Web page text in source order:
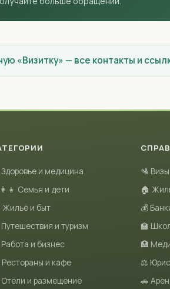
«Визитку» — все контакты и
Здоровье и медицина
Семья и дети
Жильё и быт
Путешествия и туризм
Работа и бизнес
и кафе
Отели и размещение
🛂
🏠
💰
🏫
🏥
⚖️
🚗